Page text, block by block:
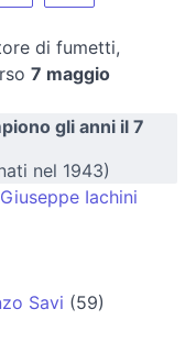
di fumetti,
7 maggio
gli anni il 7
nel 1943)
Giuseppe Iachini
Savi (59)